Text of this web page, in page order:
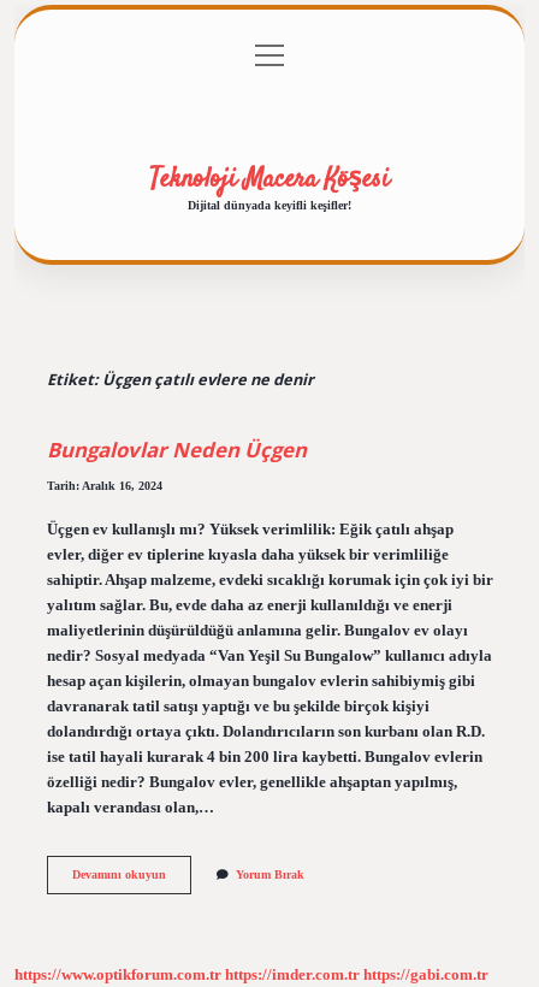
Gizlilik Politikası
menüyü
aç
Teknoloji Macera Köşesi
Dijital dünyada keyifli keşifler!
Etiket:Üçgen çatılı evlere ne denir
Bungalovlar Neden Üçgen
Tarih: Aralık 16, 2024
Üçgen ev kullanışlı mı? Yüksek verimlilik: Eğik çatılı ahşap
evler, diğer ev tiplerine kıyasla daha yüksek bir verimliliğe
sahiptir. Ahşap malzeme, evdeki sıcaklığı korumak için çok iyi bir
yalıtım sağlar. Bu, evde daha az enerji kullanıldığı ve enerji
maliyetlerinin düşürüldüğü anlamına gelir. Bungalov ev olayı
nedir? Sosyal medyada “Van Yeşil Su Bungalow” kullanıcı adıyla
hesap açan kişilerin, olmayan bungalov evlerin sahibiymiş gibi
davranarak tatil satışı yaptığı ve bu şekilde birçok kişiyi
dolandırdığı ortaya çıktı. Dolandırıcıların son kurbanı olan R.D.
ise tatil hayali kurarak 4 bin 200 lira kaybetti. Bungalov evlerin
özelliği nedir? Bungalov evler, genellikle ahşaptan yapılmış,
kapalı verandası olan,…
Devamını okuyunBungalovlar Yorum Bırak
https://www.optikforum.com.tr https://imder.com.tr https://gabi.com.tr